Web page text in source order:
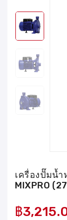
เครื่องปั๊มน้ำ
MIXPRO
฿